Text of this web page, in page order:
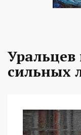
Уральцев
сильных